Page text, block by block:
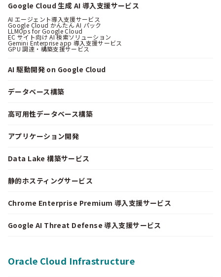
Google Cloud 生成 AI 導入支援サービス
AI エージェント導入支援サービス
Google Cloud かんたん AI パック
LLMOps for Google Cloud
EC サイト向け AI 検索ソリューション
Gemini Enterprise app 導入支援サービス
GPU 調達・構築支援サービス
AI 駆動開発 on Google Cloud
データベース構築
高可用性データベース構築
アプリケーション開発
Data Lake 構築サービス
静的ホスティングサービス
Chrome Enterprise Premium 導入支援サービス
Google AI Threat Defense 導入支援サービス
Oracle Cloud Infrastructure